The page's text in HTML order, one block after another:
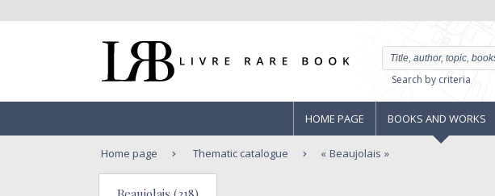
Search by criteria
HOME PAGE BOOKS AND WORKS
Home page Thematic catalogue Beaujolais